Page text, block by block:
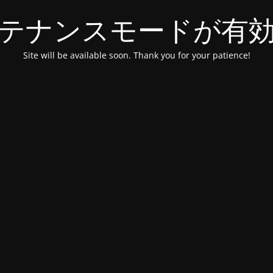
ナンスモードが有
Site will be available soon. Thank you for your patience!